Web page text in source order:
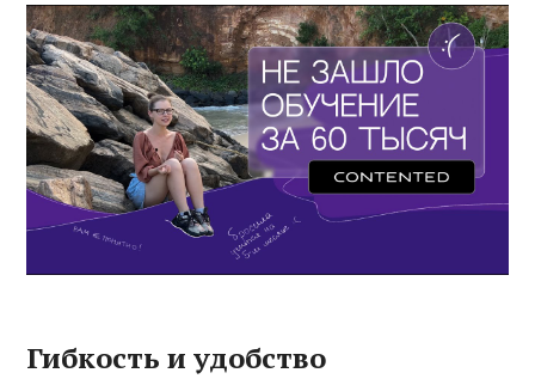
Гибкость и удобство